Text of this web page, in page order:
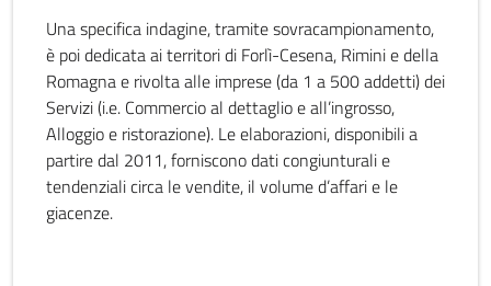
Una specifica indagine, tramite sovracampionamento,
è poi dedicata ai territori di Forlì-Cesena, Rimini e della
Romagna e rivolta alle imprese (da 1 a 500 addetti) dei
Servizi (i.e. Commercio al dettaglio e all’ingrosso,
Alloggio e ristorazione). Le elaborazioni, disponibili a
partire dal 2011, forniscono dati congiunturali e
tendenziali circa le vendite, il volume d’affari e le
giacenze.